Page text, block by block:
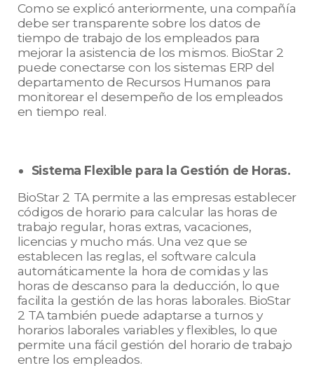
Como se explicó anteriormente, una compañía
debe ser transparente sobre los datos de
tiempo de trabajo de los empleados para
mejorar la asistencia de los mismos. BioStar 2
puede conectarse con los sistemas ERP del
departamento de Recursos Humanos para
monitorear el desempeño de los empleados
en tiempo real.
Sistema Flexible para la Gestión de Horas.
BioStar 2 TA permite a las empresas establecer
códigos de horario para calcular las horas de
trabajo regular, horas extras, vacaciones,
licencias y mucho más. Una vez que se
establecen las reglas, el software calcula
automáticamente la hora de comidas y las
horas de descanso para la deducción, lo que
facilita la gestión de las horas laborales. BioStar
2 TA también puede adaptarse a turnos y
horarios laborales variables y flexibles, lo que
permite una fácil gestión del horario de trabajo
entre los empleados.